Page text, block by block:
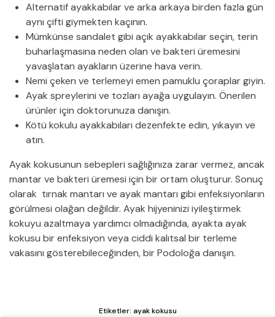
Alternatif ayakkabılar ve arka arkaya birden fazla gün
aynı çifti giymekten kaçının.
Mümkünse sandalet gibi açık ayakkabılar seçin, terin
buharlaşmasına neden olan ve bakteri üremesini
yavaşlatan ayakların üzerine hava verin.
Nemi çeken ve terlemeyi emen pamuklu çoraplar giyin.
Ayak spreylerini ve tozları ayağa uygulayın. Önerilen
ürünler için doktorunuza danışın.
Kötü kokulu ayakkabıları dezenfekte edin, yıkayın ve
atın.
Ayak kokusunun sebepleri sağlığınıza zarar vermez, ancak
mantar ve bakteri üremesi için bir ortam oluşturur. Sonuç
olarak tırnak mantarı ve ayak mantarı gibi enfeksiyonların
görülmesi olağan değildir. Ayak hijyeninizi iyileştirmek
kokuyu azaltmaya yardımcı olmadığında, ayakta ayak
kokusu bir enfeksiyon veya ciddi kalıtsal bir terleme
vakasını gösterebileceğinden, bir Podoloğa danışın.
Etiketler: ayak kokusu